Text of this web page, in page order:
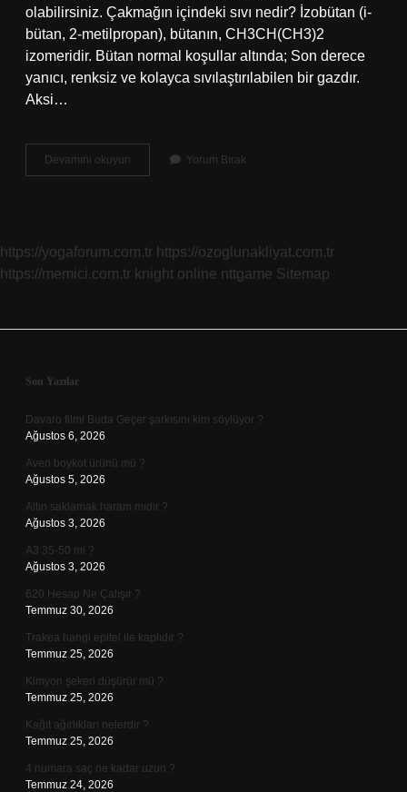
olabilirsiniz. Çakmağın içindeki sıvı nedir? İzobütan (i-
bütan, 2-metilpropan), bütanın, CH3CH(CH3)2
izomeridir. Bütan normal koşullar altında; Son derece
yanıcı, renksiz ve kolayca sıvılaştırılabilen bir gazdır.
Aksi…
Devamını okuyun
Çakmak
Yorum Bırak
https://yogaforum.com.tr https://ozoglunakliyat.com.tr
https://memici.com.tr knight online nttgame Sitemap
Sidebar
Son Yazılar
Davaro filmi Buda Geçer şarkısını kim söylüyor ?
Ağustos 6, 2026
Aven boykot ürünü mü ?
Ağustos 5, 2026
Altın saklamak haram mıdır ?
Ağustos 3, 2026
A3 35-50 mi ?
Ağustos 3, 2026
620 Hesap Ne Çalışır ?
Temmuz 30, 2026
Trakea hangi epitel ile kaplıdır ?
Temmuz 25, 2026
Kimyon şekeri düşürür mü ?
Temmuz 25, 2026
Kağıt ağırlıkları nelerdir ?
Temmuz 25, 2026
4 numara saç ne kadar uzun ?
Temmuz 24, 2026